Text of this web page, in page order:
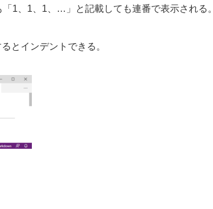
1 1 1 、…」と記載しても連番で表示される。
とインデントできる。